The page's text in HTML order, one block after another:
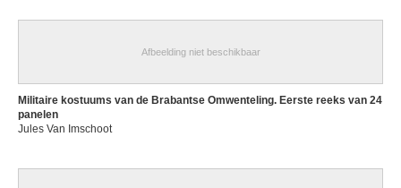
Afbeelding niet beschikbaar
Militaire kostuums van de Brabantse Omwenteling. Eerste reeks van 24
panelen
Jules Van Imschoot